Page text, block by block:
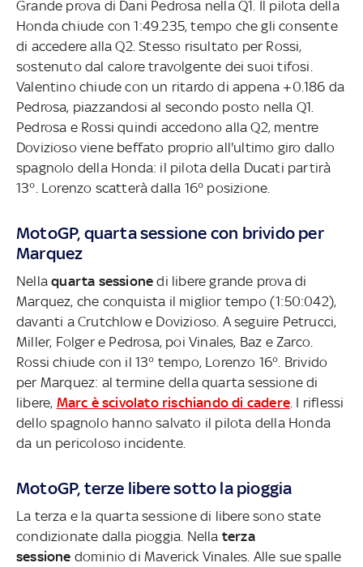
Grande prova di Dani Pedrosa nella Q1. Il pilota della
Honda chiude con 1:49.235, tempo che gli consente
di accedere alla Q2. Stesso risultato per Rossi,
sostenuto dal calore travolgente dei suoi tifosi.
Valentino chiude con un ritardo di appena +0.186 da
Pedrosa, piazzandosi al secondo posto nella Q1.
Pedrosa e Rossi quindi accedono alla Q2, mentre
Dovizioso viene beffato proprio all'ultimo giro dallo
spagnolo della Honda: il pilota della Ducati partirà
13°. Lorenzo scatterà dalla 16° posizione.
MotoGP, quarta sessione con brivido per
Marquez
Nellaquarta sessione di libere grande prova di
Marquez, che conquista il miglior tempo (1:50:042),
davanti a Crutchlow e Dovizioso. A seguire Petrucci,
Miller, Folger e Pedrosa, poi Vinales, Baz e Zarco.
Rossi chiude con il 13° tempo, Lorenzo 16°. Brivido
per Marquez: al termine della quarta sessione di
libere, Marc è scivolato rischiando di cadere . I riflessi
dello spagnolo hanno salvato il pilota della Honda
da un pericoloso incidente.
MotoGP, terze libere sotto la pioggia
La terza e la quarta sessione di libere sono state
condizionate dalla pioggia. Nella terza
sessione dominio di Maverick Vinales. Alle sue spalle